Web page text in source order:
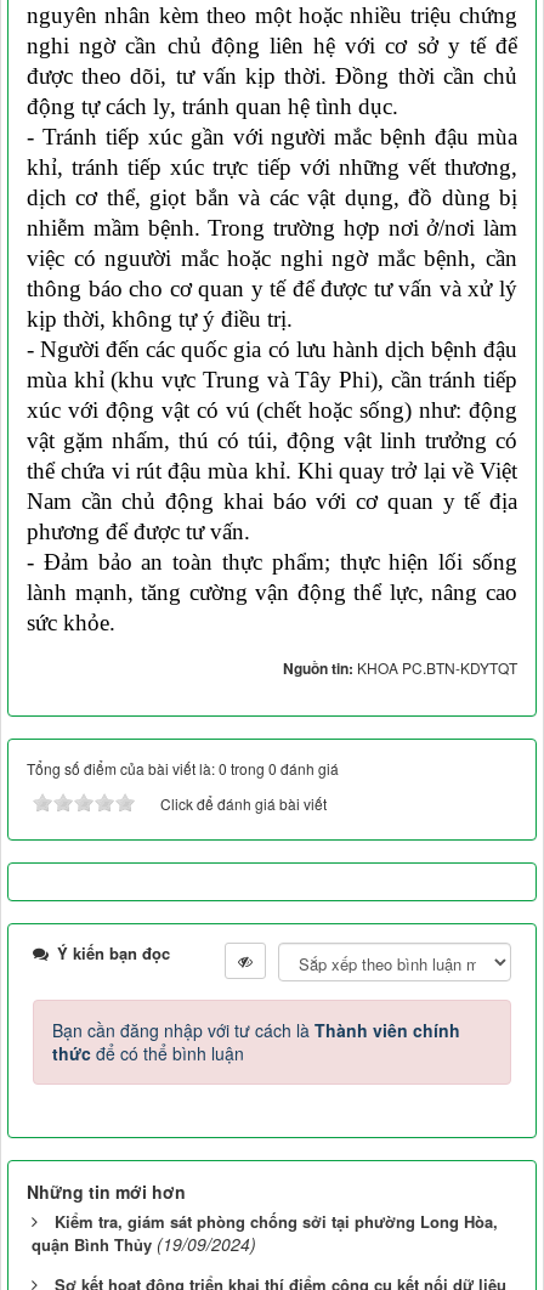
nguyên nhân kèm theo một hoặc nhiều triệu chứng
nghi ngờ cần chủ động liên hệ với cơ sở y tế để
được theo dõi, tư vấn kịp thời. Đồng thời cần chủ
động tự cách ly, tránh quan hệ tình dục.
- Tránh tiếp xúc gần với người mắc bệnh đậu mùa
khỉ, tránh tiếp xúc trực tiếp với những vết thương,
dịch cơ thể, giọt bắn và các vật dụng, đồ dùng bị
nhiễm mầm bệnh. Trong trường hợp nơi ở/nơi làm
việc có nguười mắc hoặc nghi ngờ mắc bệnh, cần
thông báo cho cơ quan y tế để được tư vấn và xử lý
kịp thời, không tự ý điều trị.
- Người đến các quốc gia có lưu hành dịch bệnh đậu
mùa khỉ (khu vực Trung và Tây Phi), cần tránh tiếp
xúc với động vật có vú (chết hoặc sống) như: động
vật gặm nhấm, thú có túi, động vật linh trưởng có
thể chứa vi rút đậu mùa khỉ. Khi quay trở lại về Việt
Nam cần chủ động khai báo với cơ quan y tế địa
phương để được tư vấn.
- Đảm bảo an toàn thực phẩm; thực hiện lối sống
lành mạnh, tăng cường vận động thể lực, nâng cao
sức khỏe.
Nguồn tin: KHOA PC.BTN-KDYTQT
Tổng số điểm của bài viết là: 0 trong 0 đánh giá
Click để đánh giá bài viết
Ý kiến bạn đọc
Bạn cần đăng nhập với tư cách là Thành viên chính
thức để có thể bình luận
Những tin mới hơn
Kiểm tra, giám sát phòng chống sởi tại phường Long Hòa,
quận Bình Thủy (19/09/2024)
Sơ kết hoạt động triển khai thí điểm công cụ kết nối dữ liệu